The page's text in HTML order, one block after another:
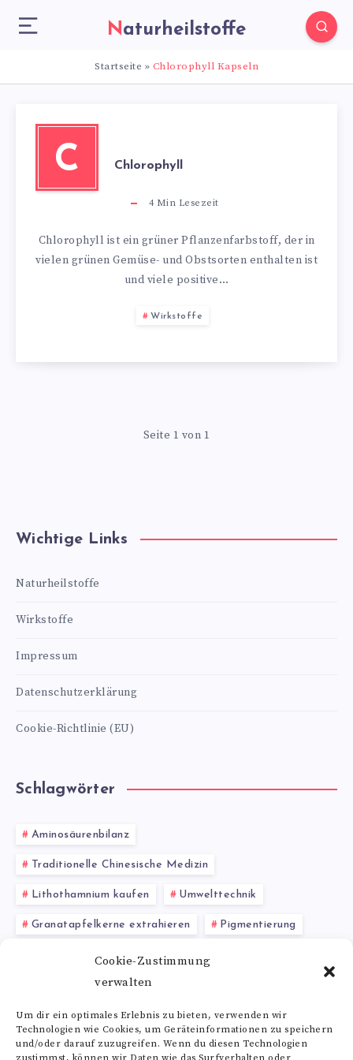
Cookie-Zustimmung
verwalten
Um dir ein optimales Erlebnis zu bieten, verwenden wir
Technologien wie Cookies, um Geräteinformationen zu speichern
und/oder darauf zuzugreifen. Wenn du diesen Technologien
Naturheilstoffe
Startseite » Chlorophyll Kapseln
C Chlorophyll
4Min Lesezeit
Chlorophyll ist ein grüner Pflanzenfarbstoff, der in
vielen grünen Gemüse- und Obstsorten enthalten ist
und viele positive…
Wirkstoffe
Seite 1 von 1
Wichtige Links
Naturheilstoffe
Wirkstoffe
Impressum
Datenschutzerklärung
Cookie-Richtlinie (EU)
Schlagwörter
Aminosäurenbilanz
Traditionelle Chinesische Medizin
Lithothamnium kaufen Umwelttechnik
Granatapfelkerne extrahieren Pigmentierung
Bittermelone Wirkung
Kiefernadeln Reishi Pulver
Alle Schlagwörter